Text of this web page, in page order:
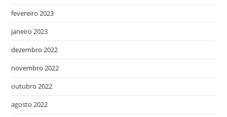
fevereiro 2023
janeiro 2023
dezembro 2022
novembro 2022
outubro 2022
agosto 2022